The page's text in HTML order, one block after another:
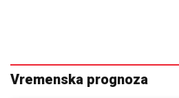
Vremenska prognoza